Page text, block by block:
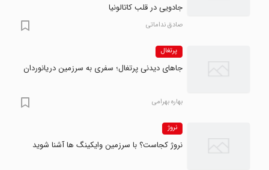
جادویی در قلب کاتالونیا
صادق نداماتی
پرتغال
جاهای دیدنی پرتغال؛ سفری به سرزمین دریانوردان
بهاره بهرامی
نروژ
نروژ کجاست؟ با سرزمین وایکینگ ها آشنا شوید